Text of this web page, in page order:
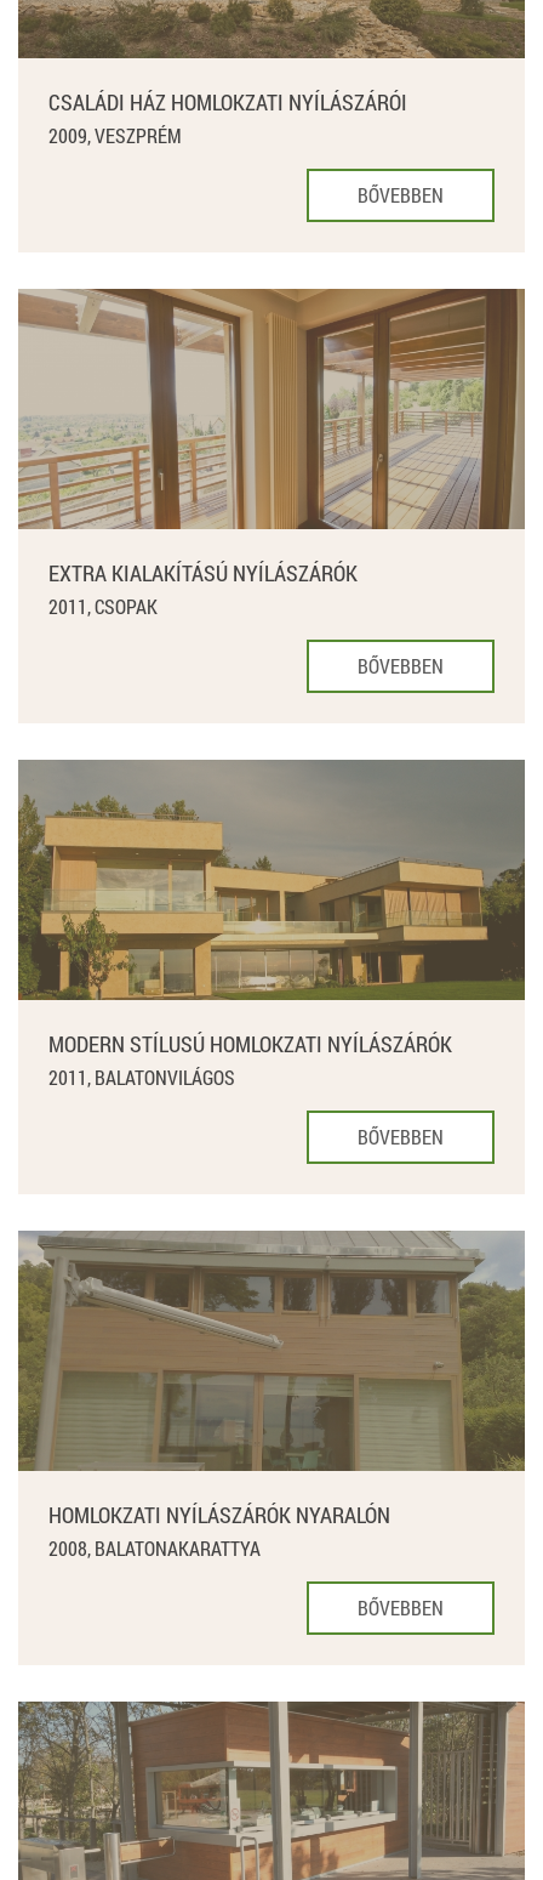
CSALÁDI HÁZ HOMLOKZATI NYÍLÁSZÁRÓI
2009, VESZPRÉM
BŐVEBBEN
EXTRA KIALAKÍTÁSÚ NYÍLÁSZÁRÓK
2011, CSOPAK
BŐVEBBEN
MODERN STÍLUSÚ HOMLOKZATI NYÍLÁSZÁRÓK
2011, BALATONVILÁGOS
BŐVEBBEN
HOMLOKZATI NYÍLÁSZÁRÓK NYARALÓN
2008, BALATONAKARATTYA
BŐVEBBEN